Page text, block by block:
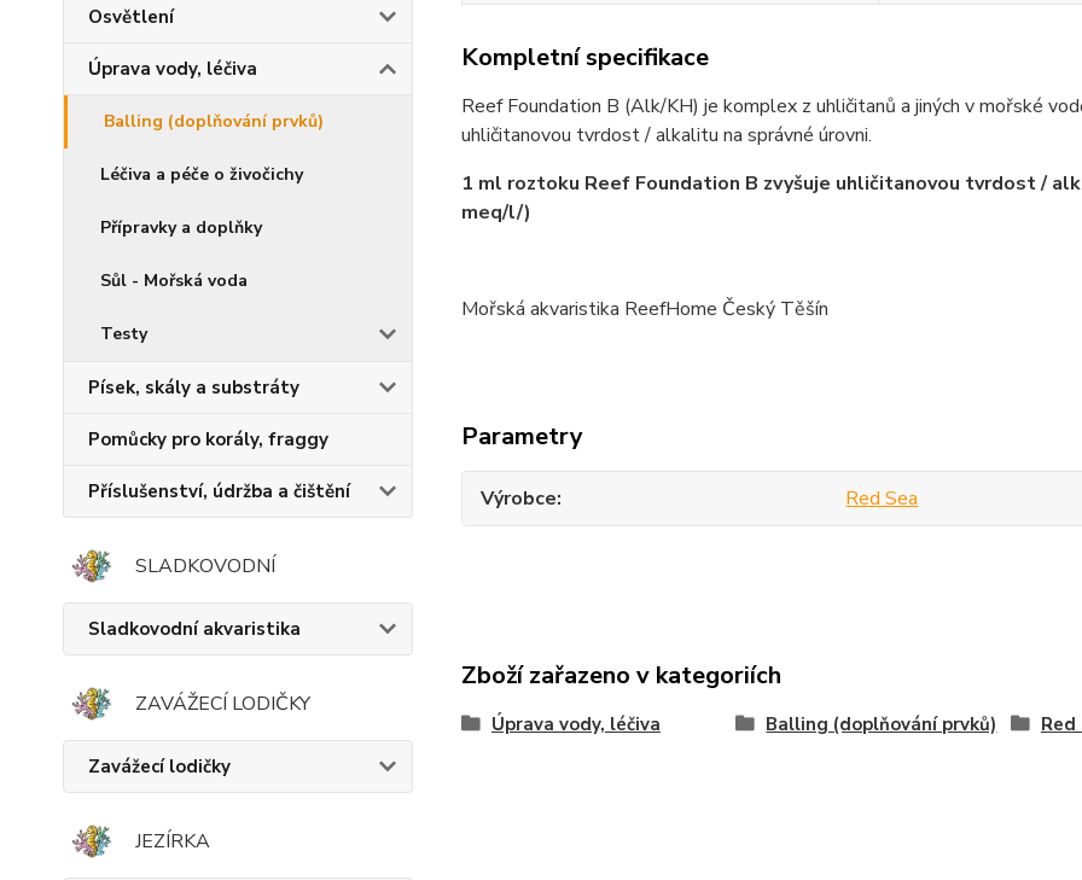
Osvětlení
Úprava vody, léčiva
Balling (doplňování prvků)
Léčiva a péče o živočichy
Přípravky a doplňky
Sůl - Mořská voda
Testy
Písek, skály a substráty
Pomůcky pro korály, fraggy
Příslušenství, údržba a čištění
SLADKOVODNÍ
Sladkovodní akvaristika
ZAVÁŽECÍ LODIČKY
Zavážecí lodičky
JEZÍRKA
Kompletní specifikace
Reef Foundation B (Alk/KH) je komplex z uhličitanů a jiných v mořské
uhličitanovou tvrdost / alkalitu na správné úrovni.
1 ml roztoku Reef Foundation B zvyšuje uhličitanovou tvrdost /
meq/l/)
Mořská akvaristika ReefHome Český Těšín
Parametry
Výrobce Red Sea
Zboží zařazeno v kategoriích
Úprava vody, léčiva Balling (doplňování prvků) Red